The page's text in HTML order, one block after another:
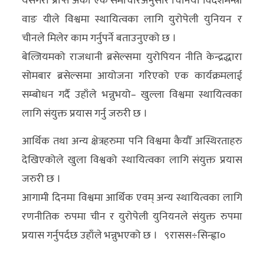
वाङ यीले विश्वमा स्थायित्वका लागि युरोपेली युनियन र
चीनले मिलेर काम गर्नुपर्ने बताउनुएको छ ।
बेल्जियमको राजधानी ब्रसेल्समा युरोपियन नीति केन्द्रद्धारा
सोमबार ब्रसेल्समा आयोजना गरिएको एक कार्यक्रमलाई
सम्बोधन गर्दै उहाँले भन्नुभयो– खुल्ला विश्वमा स्थायित्वका
लागि संयुक्त प्रयास गर्नु जरुरी छ ।
आर्थिक तथा अन्य क्षेत्रहरुमा पनि विश्वमा कैयौँ अस्थिरताहरु
देखिएकोले खुला विश्वको स्थायित्वका लागि संयुक्त प्रयास
जरुरी छ ।
आगामी दिनमा विश्वमा आर्थिक एवम् अन्य स्थायित्वका लागि
रणनीतिक रुपमा चीन र युरोपेली युनियनले संयुक्त रुपमा
प्रयास गर्नुपर्दछ उहाँले भन्नुभएको छ । ९रासस÷सिन्ह्वा०